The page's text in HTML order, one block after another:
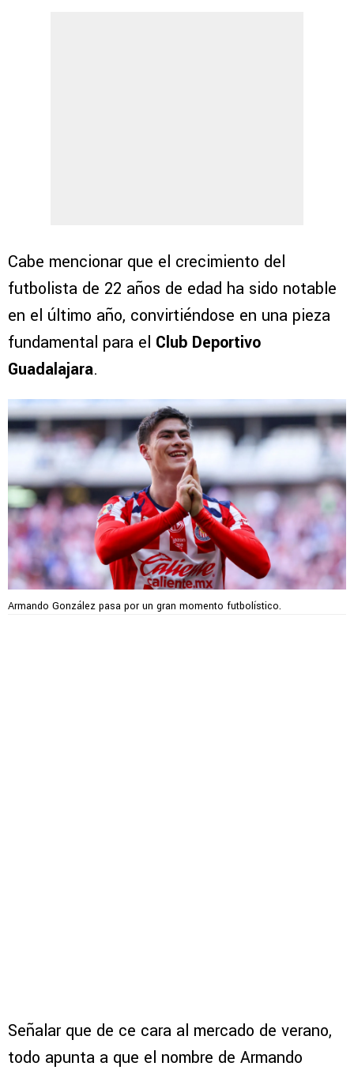
Cabe mencionar que el crecimiento del
futbolista de 22 años de edad ha sido notable
en el último año, convirtiéndose en una pieza
fundamental para el Club Deportivo
Guadalajara.
Armando González pasa por un gran momento futbolístico.
Señalar que de ce cara al mercado de verano,
todo apunta a que el nombre de Armando